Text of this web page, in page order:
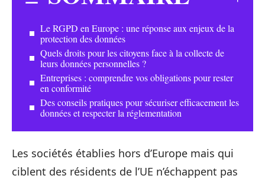
Le RGPD en Europe : une réponse aux enjeux de la
protection des données
Quels droits pour les citoyens face à la collecte de
leurs données personnelles ?
Entreprises : comprendre vos obligations pour rester
en conformité
Des conseils pratiques pour sécuriser efficacement les
données et respecter la réglementation
Les sociétés établies hors d’Europe mais qui
ciblent des résidents de l’UE n’échappent pas